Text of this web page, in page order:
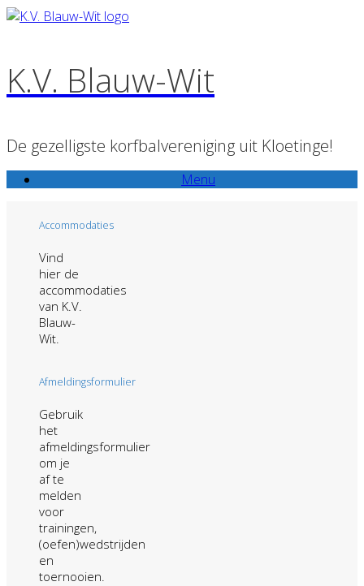
Ga
inhoud
K.V. Blauw-Wit
De gezelligste korfbalvereniging uit Kloetinge!
Menu
Accommodaties
Vind
hier de
accommodaties
van K.V.
Blauw-
Wit.
Afmeldingsformulier
Gebruik
het
afmeldingsformulier
om je
af te
melden
voor
trainingen,
(oefen)wedstrijden
en
toernooien.